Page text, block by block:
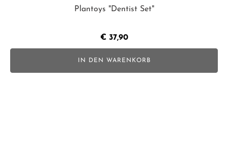
Plantoys "Dentist Set"
€37,90
IN DEN WARENKORB